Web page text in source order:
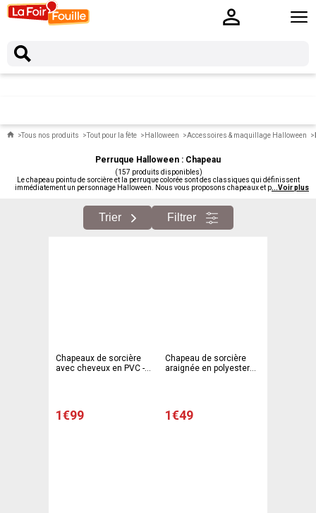
Tous nos produits Tout pour la fête Halloween Accessoires & maquillage Halloween
Perruque Halloween : Chapeau
(157 produits disponibles)
Le chapeau pointu de sorcière et la perruque colorée sont des classiques qui définissent
immédiatement un personnage Halloween. Nous vous proposons chapeaux et perruques
...Voir plus
Trier Filtrer
Chapeaux de sorcière
avec cheveux en PVC -
1€99
Chapeau de sorcière
araignée en polyester
1€49